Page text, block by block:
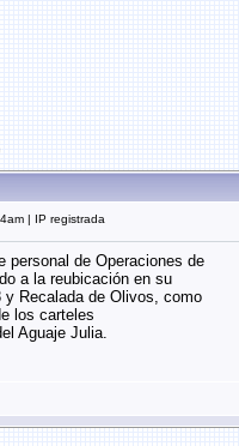
| IP registrada
personal de Operaciones de
a la reubicación en su
Recalada de Olivos, como
los carteles
Aguaje Julia.